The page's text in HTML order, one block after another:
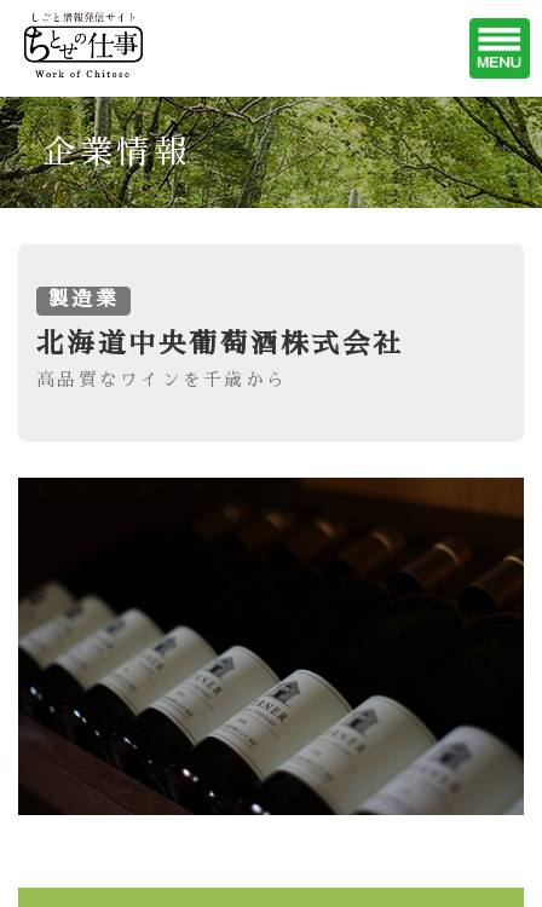
企業情報
製造業
北海道中央葡萄酒株式会社
高品質なワインを千歳から